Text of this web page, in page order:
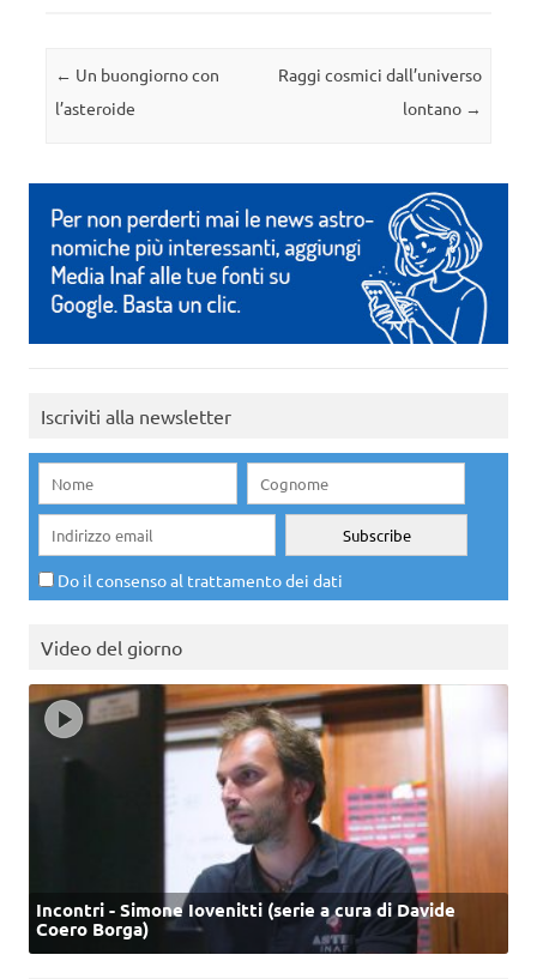
Navigazione articolo
← Un buongiorno con
l’asteroide
Raggi cosmici dall’universo
lontano →
Iscriviti alla newsletter
Do il consenso al trattamento dei dati
Video del giorno
Incontri - Simone Iovenitti (serie a cura di Davide
Coero Borga)